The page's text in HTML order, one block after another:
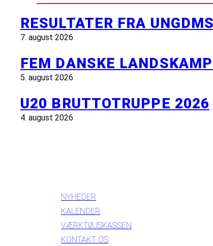
RESULTATER FRA
7. august 2026
FEM DANSKE
5. august 2026
U20 BRUTTOTRUPPE 2026
4. august 2026
NYHEDER
KALENDER
VÆRKTØJSKASSEN
KONTAKT OS